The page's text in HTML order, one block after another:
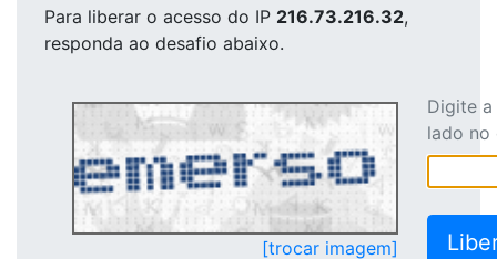
Para liberar o acesso do IP 216.73.216.32,
responda ao desafio abaixo.
[trocar imagem]
Digite
lado no